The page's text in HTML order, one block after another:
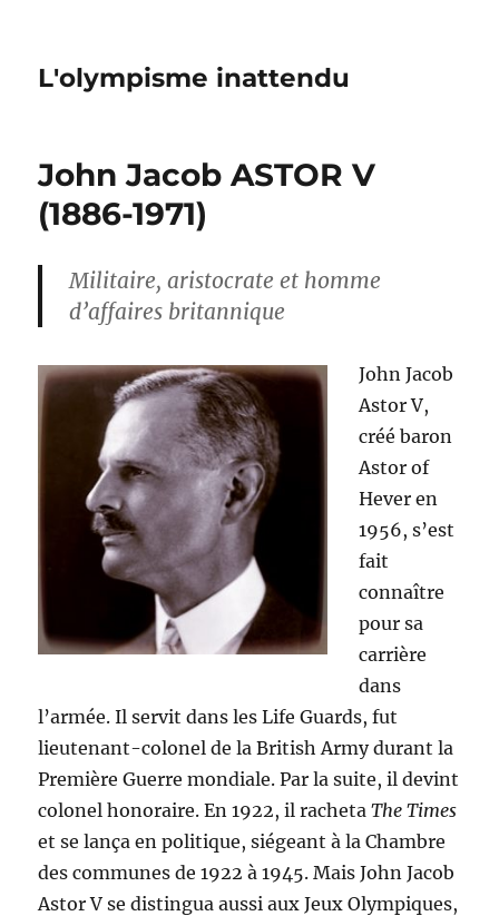
L'olympisme inattendu
John Jacob ASTOR V
(1886-1971)
Militaire, aristocrate et homme
d’affaires britannique
John Jacob
Astor V,
créé baron
Astor of
Hever en
1956, s’est
fait
connaître
pour sa
carrière
dans
l’armée. Il servit dans les Life Guards, fut
lieutenant-colonel de la British Army durant la
Première Guerre mondiale. Par la suite, il devint
colonel honoraire. En 1922, il rachetaThe Times
et se lança en politique, siégeant à la Chambre
des communes de 1922 à 1945. Mais John Jacob
Astor V se distingua aussi aux Jeux Olympiques,